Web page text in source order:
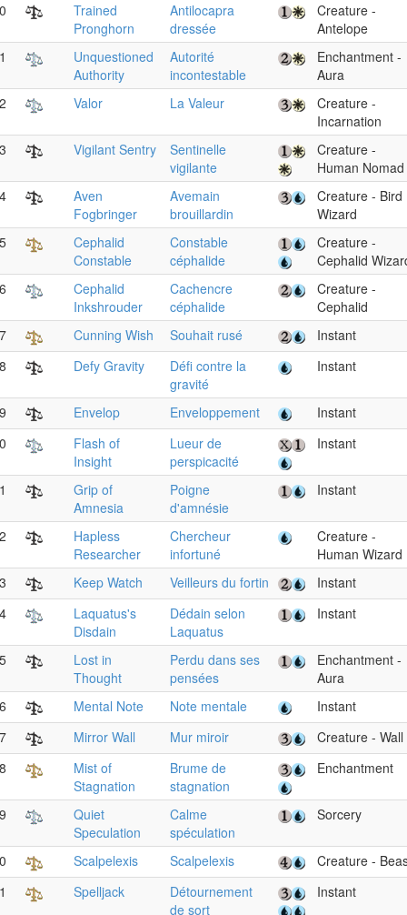
Trained
Pronghorn
Antilocapra
dressée
Creature -
Antelope
Unquestioned
Authority
Autorité
incontestable
Enchantment -
Aura
Valor La Valeur
Creature -
Incarnation
Vigilant Sentry
Sentinelle
vigilante
Creature -
Human Nomad
Aven
Fogbringer
Avemain
brouillardin
Creature - Bird
Wizard
Cephalid
Constable
Constable
céphalide
Creature -
Cephalid
Cephalid
Inkshrouder
Cachencre
céphalide
Creature -
Cephalid
Cunning Wish Souhait rusé
Instant
Defy Gravity
Défi contre la
gravité
Instant
Envelop Enveloppement
Instant
Flash of
Insight
Lueur de
perspicacité
Instant
Grip of
Amnesia
Poigne
d'amnésie
Instant
Hapless
Researcher
Chercheur
infortuné
Creature -
Human Wizard
Keep Watch Veilleurs du fortin
Instant
Laquatus's
Disdain
Dédain selon
Laquatus
Instant
Lost in
Thought
Perdu dans ses
pensées
Enchantment -
Aura
Mental Note Note mentale
Instant
Mirror Wall Mur miroir
Creature - Wall
Mist of
Stagnation
Brume de
stagnation
Enchantment
Quiet
Speculation
Calme
spéculation
Sorcery
Scalpelexis Scalpelexis
Creature -
Spelljack
Détournement
de sort
Instant